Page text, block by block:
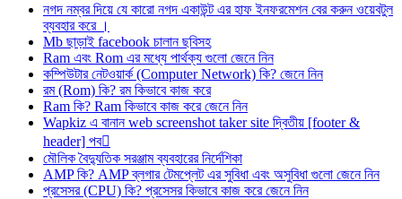
নগদ নম্বর দিয়ে যে কারো নগদ একাউন্ট এর হাফ ইনফরমেশন বের করুন ওয়েবটুল
ব্যবহার করে ।
Mb ছাড়াই facebook চালান ছবিসহ
Ram এবং Rom এর মধ্যে পার্থক্য গুলো জেনে নিন
কম্পিউটার নেটওয়ার্ক (Computer Network) কি? জেনে নিন
রম (Rom) কি? রম কিভাবে কাজ করে
Ram কি? Ram কিভাবে কাজ করে জেনে নিন
Wapkiz এ বানান web screenshot taker site দ্বিতীয় [footer &
header] পব
মৌলিক বৈদ্যুতিক সরঞ্জাম ব্যবহারের নির্দেশিকা
AMP কি? AMP ব্লগার টেমপ্লেট এর সুবিধা এবং অসুবিধা গুলো জেনে নিন
প্রসেসর (CPU) কি? প্রসেসর কিভাবে কাজ করে জেনে নিন